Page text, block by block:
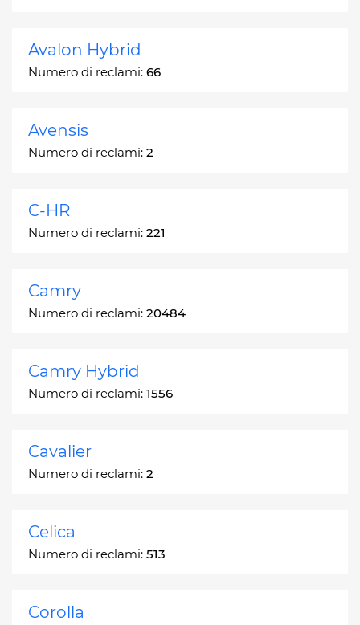
Avalon Hybrid
Numero di reclami: 66
Avensis
Numero di reclami: 2
C-HR
Numero di reclami: 221
Camry
Numero di reclami: 20484
Camry Hybrid
Numero di reclami: 1556
Cavalier
Numero di reclami: 2
Celica
Numero di reclami: 513
Corolla